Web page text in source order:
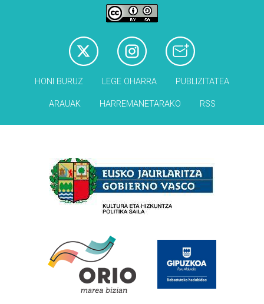
HONI BURUZ LEGE OHARRA PUBLIZITATEA
ARAUAK HARREMANETARAKO RSS